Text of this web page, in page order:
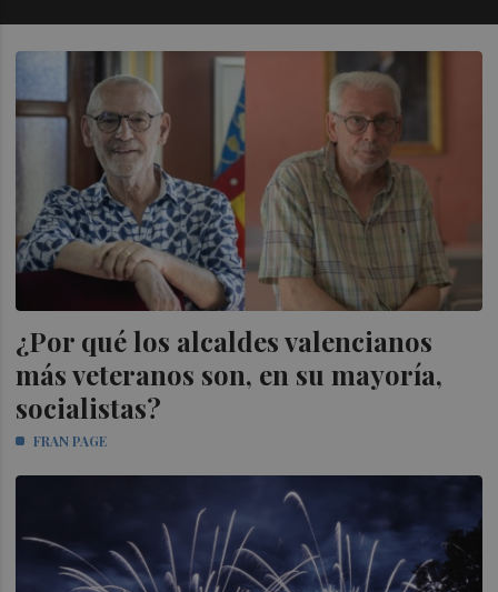
¿Por qué los alcaldes valencianos
más veteranos son, en su mayoría,
socialistas?
FRAN PAGE